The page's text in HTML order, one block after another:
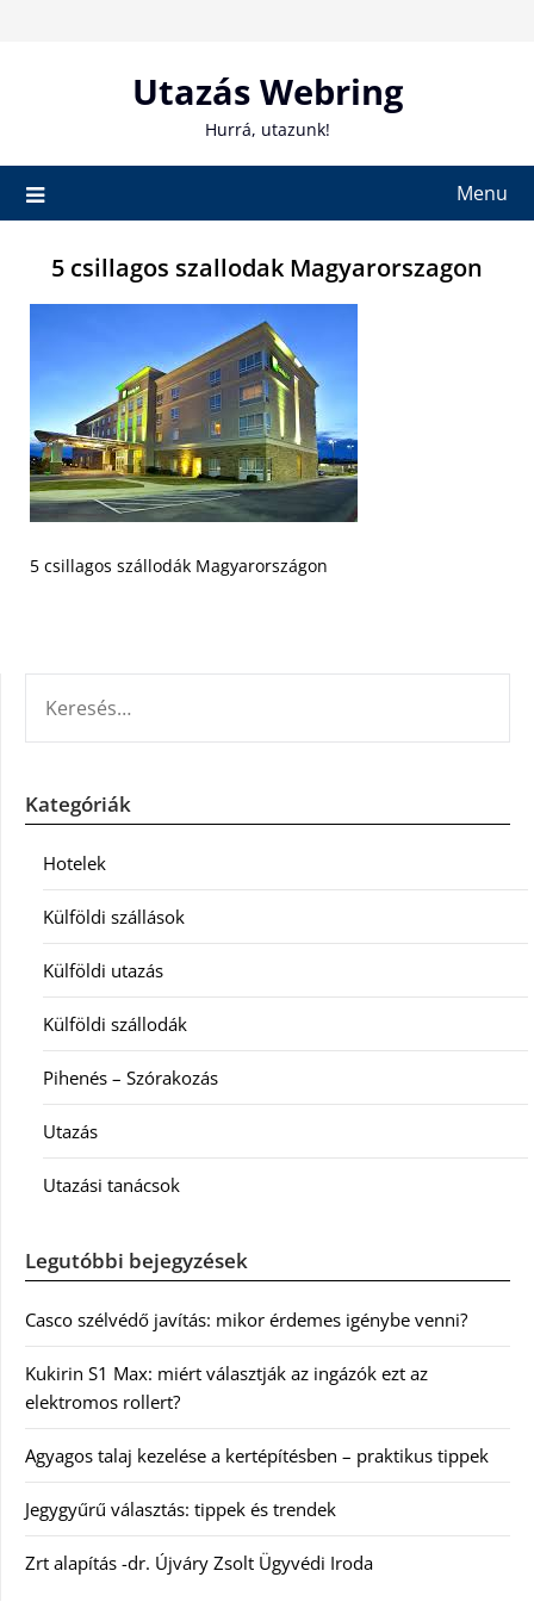
Utazás Webring
Hurrá, utazunk!
Menu
5 csillagos szallodak Magyarorszagon
5 csillagos szállodák Magyarországon
Kategóriák
Hotelek
Külföldi szállások
Külföldi utazás
Külföldi szállodák
Pihenés – Szórakozás
Utazás
Utazási tanácsok
Legutóbbi bejegyzések
Casco szélvédő javítás: mikor érdemes igénybe venni?
Kukirin S1 Max: miért választják az ingázók ezt az
elektromos rollert?
Agyagos talaj kezelése a kertépítésben – praktikus tippek
Jegygyűrű választás: tippek és trendek
Zrt alapítás -dr. Újváry Zsolt Ügyvédi Iroda